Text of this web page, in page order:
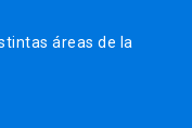
áreas de la